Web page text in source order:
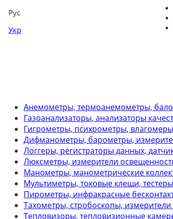
Рус
Укр
Анемометры, термоанемометры,
Газоанализаторы, анализаторы
Гигрометры, психрометры,
Дифманометры, барометры,
Логгеры, регистраторы данных,
Люксметры, измерители
Манометры, манометрические
Мультиметры, токовые клещи,
Пирометры, инфракрасные
Тахометры, стробоскопы,
Тепловизоры, тепловизионные